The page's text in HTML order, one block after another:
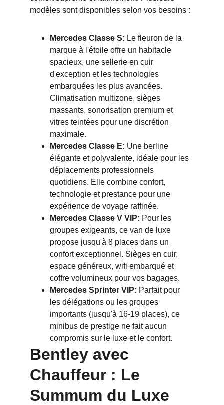
modèles sont disponibles selon vos besoins :
Mercedes Classe S: Le fleuron de la
marque à l'étoile offre un habitacle
spacieux, une sellerie en cuir
d'exception et les technologies
embarquées les plus avancées.
Climatisation multizone, sièges
massants, sonorisation premium et
vitres teintées pour une discrétion
maximale.
Mercedes Classe E: Une berline
élégante et polyvalente, idéale pour les
déplacements professionnels
quotidiens. Elle combine confort,
technologie et prestance pour une
expérience de voyage raffinée.
Mercedes Classe V VIP: Pour les
groupes exigeants, ce van de luxe
propose jusqu'à 8 places dans un
confort exceptionnel. Sièges en cuir,
espace généreux, wifi embarqué et
coffre volumineux pour vos bagages.
Mercedes Sprinter VIP: Parfait pour
les délégations ou les groupes
importants (jusqu'à 16-19 places), ce
minibus de prestige ne fait aucun
compromis sur le luxe et le confort.
Bentley avec
Chauffeur : Le
Summum du Luxe